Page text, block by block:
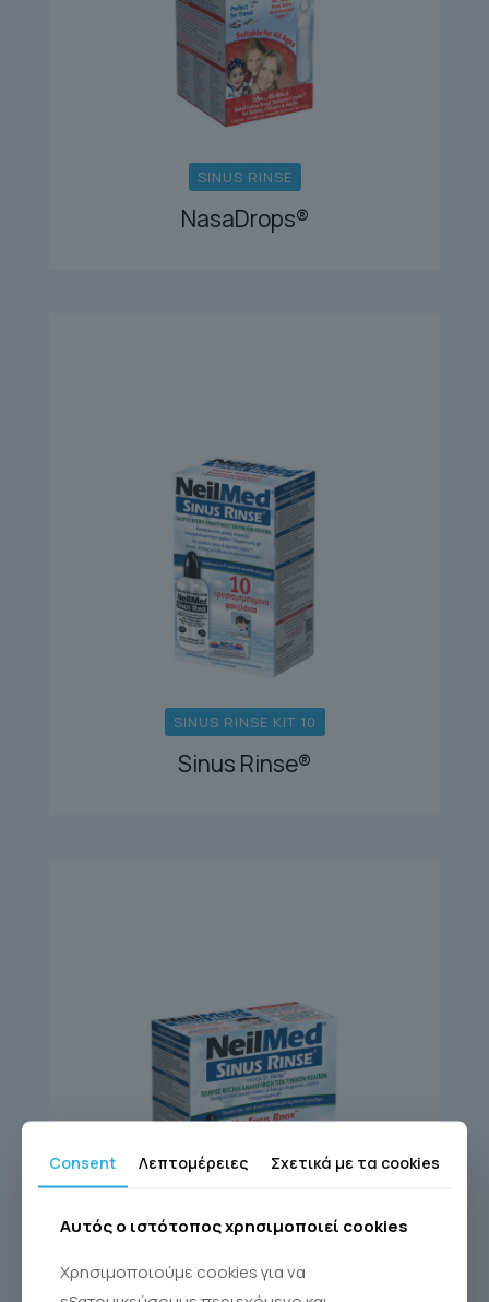
SINUS RINSE
NasaDrops®
SINUS RINSE KIT 10
Sinus Rinse®
SINUS RINSE KIT 60
Consent Λεπτομέρειες Σχετικά με τα cookies
Αυτός ο ιστότοπος χρησιμοποιεί cookies
Χρησιμοποιούμε cookies για να